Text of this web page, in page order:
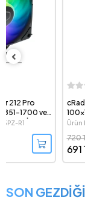
cRadia Intel Soket
100x100x25mm
Soğutucu
Ürün Kodu: CR-1700F-
691 TL
720 TL
SON